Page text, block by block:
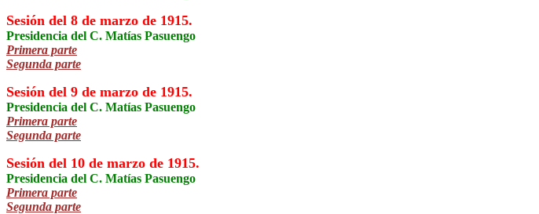
Sesión del 8 de marzo de 1915.
Presidencia del C. Matías Pasuengo
Primera parte
Segunda parte
Sesión del 9 de marzo de 1915.
Presidencia del C. Matías Pasuengo
Primera parte
Segunda parte
Sesión del 10 de marzo de 1915.
Presidencia del C. Matías Pasuengo
Primera parte
Segunda parte